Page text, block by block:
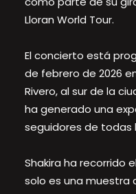
Lloran World Tour.
El concierto está
de febrero de 2026
Rivero, al sur de la
ha generado una
seguidores de todas
Shakira ha recorrido
solo es una muestra